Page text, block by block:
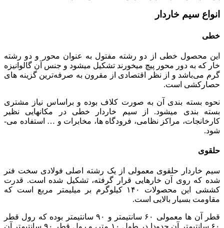
انواع سیم خاردار
خطی
این محصول خطی از دو رشته مفتول به عنوان محور و دو رشته
خار که به دور محور پیچ می­خورند تشکیل می­شود و جنس آن گالوانیزه
گرم می‌­باشد و از نظر اقتصادی از مقرون به صرفه­‌ترین گزینه­ های
حصارکشی است.
نحوه بسته بندی آن به صورت کلاف بوده و براساس نیاز مشتری
بسته بندی می­شود. از سیم خاردار خطی در مکان­هایی نظیر
کارخانجات، مراکز نظامی، فرودگاه ها، مخابرات و … استفاده می‌­
شود.
حلقوی
سیم خاردار حلقوی معمولی از یک رشته اصلی فولادی سخت فنر
شده که روی آن خارهایی قرار گرفته، تشکیل شده است. قدرت
کششی این محصولات ۱۴۰ کیلوگرم بر میلیمتر مربع است که
مقاومت بسیار بالایی است.
قطر آن ها معمولی ۶۰ سانتیمتر و ۹۰ سانتیمتر بوده که رول قطر